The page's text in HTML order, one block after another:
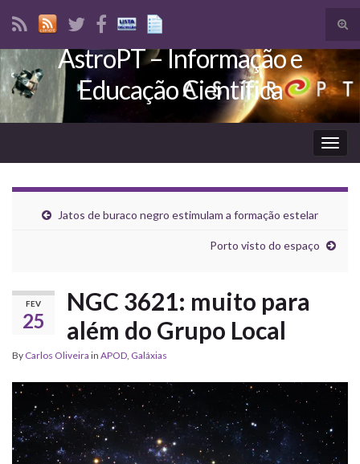
Search for:
AstroPT – Informação e
Educação Científica
Jatos de buraco negro estimulam a formação estelar
Porto visto do espaço
FEV
25
NGC 3621: muito para
além do Grupo Local
By Carlos Oliveira in APOD, Galáxias